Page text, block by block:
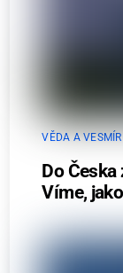
VĚDA A VESMÍR
Do
Víme,